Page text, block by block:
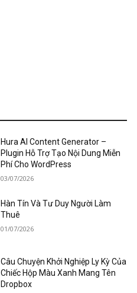
Hura AI Content Generator –
Plugin Hỗ Trợ Tạo Nội Dung Miễn
Phí Cho WordPress
03/07/2026
Hàn Tín Và Tư Duy Người Làm
Thuê
01/07/2026
Câu Chuyện Khởi Nghiệp Ly Kỳ Của
Chiếc Hộp Màu Xanh Mang Tên
Dropbox